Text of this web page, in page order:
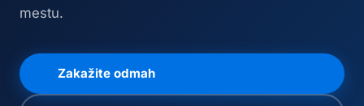
mestu.
Zakažite odmah